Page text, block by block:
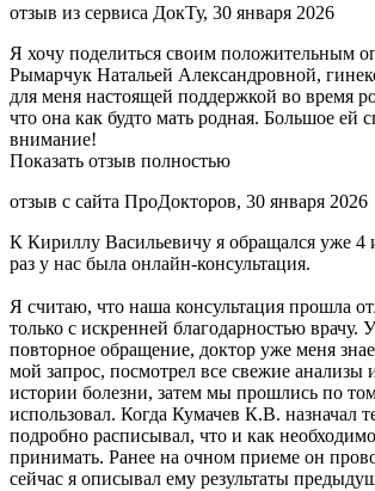
отзыв из сервиса ДокТу, 30 января 2026
Я хочу поделиться своим положительным
Рымарчук Натальей Александровной,
для меня настоящей поддержкой во время
что она как будто мать родная. Большое ей
внимание!
Показать отзыв полностью
отзыв с сайта ПроДокторов, 30 января 2026
К Кириллу Васильевичу я обращался уже 4
раз у нас была онлайн-консультация.
Я считаю, что наша консультация прошла
только с искренней благодарностью врачу.
повторное обращение, доктор уже меня
мой запрос, посмотрел все свежие
истории болезни, затем мы прошлись по
использовал. Когда Кумачев К.В. назначал
подробно расписывал, что и как
принимать. Ранее на очном приеме он
сейчас я описывал ему результаты